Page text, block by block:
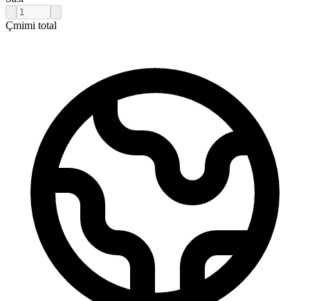
Çmimi total